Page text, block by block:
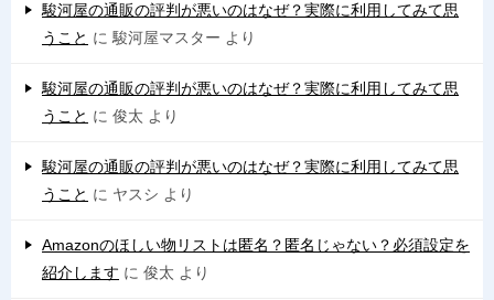
駿河屋の通販の評判が悪いのはなぜ？実際に利用してみて思
うこと に駿河屋マスター より
駿河屋の通販の評判が悪いのはなぜ？実際に利用してみて思
うこと に 俊太 より
駿河屋の通販の評判が悪いのはなぜ？実際に利用してみて思
うこと に ヤスシ より
Amazonのほしい物リストは匿名？匿名じゃない？必須設定を
紹介します に 俊太 より